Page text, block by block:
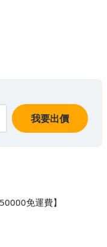
我要出價
免運費】